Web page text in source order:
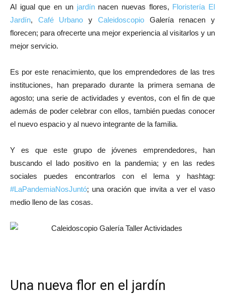
Al igual que en un jardínnacen nuevas flores, Floristería El
Jardín, Café Urbano y CaleidoscopioGalería renacen y
florecen; para ofrecerte una mejor experiencia al visitarlos y un
mejor servicio.
Es por este renacimiento, que los emprendedores de las tres
instituciones, han preparado durante la primera semana de
agosto; una serie de actividades y eventos, con el fin de que
además de poder celebrar con ellos, también puedas conocer
el nuevo espacio y al nuevo integrante de la familia.
Y es que este grupo de jóvenes emprendedores, han
buscando el lado positivo en la pandemia; y en las redes
sociales puedes encontrarlos con el lema y hashtag:
#LaPandemiaNosJuntó; una oración que invita a ver el vaso
medio lleno de las cosas.
Una nueva flor en el jardín